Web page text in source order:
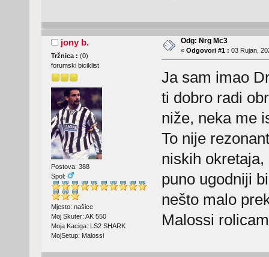
jony b.
Tržnica : (0)
forumski biciklist
Postova: 388
Spol:
Mjesto: našice
Moj Skuter: AK 550
Moja Kaciga: LS2 SHARK
MojSetup: Malossi
Odg: Nrg Mc3
« Odgovori #1 : 03 Rujan,
Ja sam imao
ti dobro radi
niže, neka me
To nije
niskih
puno ugodniji
nešto malo
Malossi